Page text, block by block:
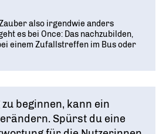
also irgendwie anders
es bei Once: Das nachzubilden,
einem Zufalls­treffen im Bus oder
beginnen, kann ein
Spürst du eine